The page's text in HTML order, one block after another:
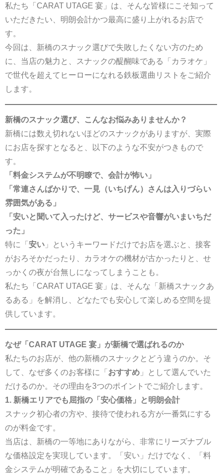
私たち「CARAT UTAGE 宴」は、そんな皆様にこそ知って
いただきたい、明朗会計かつ最高に盛り上がれるお店で
す。
今回は、新橋のスナック選びで失敗したくない方のため
に、当店の魅力と、スナックの醍醐味である「カラオケ」
で世代を超えてヒーローになれる鉄板選曲リストをご紹介
します。
新橋のスナック選び、こんなお悩みありませんか？
新橋には数え切れないほどのスナックがありますが、実際
にお店を探すとなると、以下のような不安がつきもので
す。
「料金システムが不明瞭で、会計が怖い」
「常連さんばかりで、一見（いちげん）さんは入りづらい
雰囲気がある」
「安いと聞いて入ったけど、サービスや音響がいまいちだ
った」
特に「 安い 」というキーワードだけでお店を選ぶと、接客
がおろそかだったり、カラオケの機材が古かったりと、せ
っかくの夜が台無しになってしまうことも。
私たち「CARAT UTAGE 宴」は、そんな「新橋スナックあ
るある」を解消し、どなたでも安心して楽しめる空間を提
供しています。
なぜ「CARAT UTAGE 宴」が新橋で選ばれるのか
私たちのお店が、他の新橋のスナックとどう違うのか。そ
して、なぜ多くのお客様に「 おすすめ 」として選んでいた
だけるのか。その理由を3つのポイントでご紹介します。
1. 新橋エリアでも屈指の「安心価格」と明朗会計
スナック初心者の方や、接待で使われる方が一番気にする
のが料金です。
当店は、新橋の一等地にありながら、非常にリーズナブル
な価格設定を実現しています。「安い」だけでなく、「料
金システムが明確であること」を大切にしています。